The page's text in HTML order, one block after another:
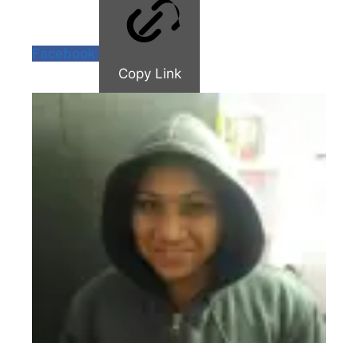
Facebook
Copy Link